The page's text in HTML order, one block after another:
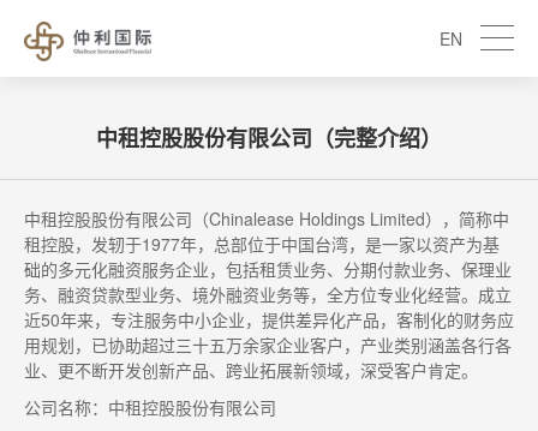
EN
中租控股股份有限公司（完整介绍）
中租控股股份有限公司（Chinalease Holdings Limited），简称中
租控股，发轫于1977年，总部位于中国台湾，是一家以资产为基
础的多元化融资服务企业，包括租赁业务、分期付款业务、保理业
务、融资贷款型业务、境外融资业务等，全方位专业化经营。成立
近50年来，专注服务中小企业，提供差异化产品，客制化的财务应
用规划，已协助超过三十五万余家企业客户，产业类别涵盖各行各
业、更不断开发创新产品、跨业拓展新领域，深受客户肯定。
公司名称：中租控股股份有限公司